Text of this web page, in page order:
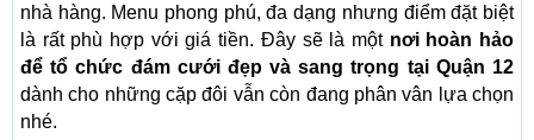
nhà hàng. Menu phong phú, đa dạng nhưng điểm đặt biệt
là rất phù hợp với giá tiền. Đây sẽ là một nơi hoàn hảo
để tổ chức đám cưới đẹp và sang trọng tại Quận 12
dành cho những cặp đôi vẫn còn đang phân vân lựa chọn
nhé.